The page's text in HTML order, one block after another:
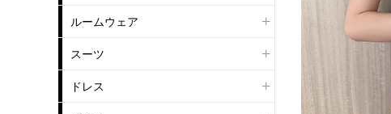
ルームウェア
スーツ
ドレス